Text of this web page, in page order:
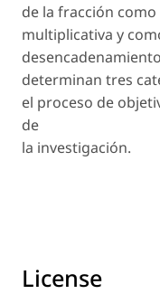
de la fracción
multiplicativa y
determinan tres
el proceso de
de
la investigación.
License